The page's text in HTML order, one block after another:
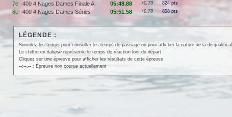
7e 400 4 Nages Dames Finale A 05:48.88 +0.73 824 pts
8e 400 4 Nages Dames Séries 05:51.58 +0.78 808 pts
LÉGENDE :
Survolez les temps pour consulter les temps de passage ou pour afficher la nature de la
Le chiffre en italiquereprésente le temps de réaction lors du départ
Cliquez sur une épreuve pour afficher les résultats de cette épreuve
--:--.--: Épreuve non courue actuellement